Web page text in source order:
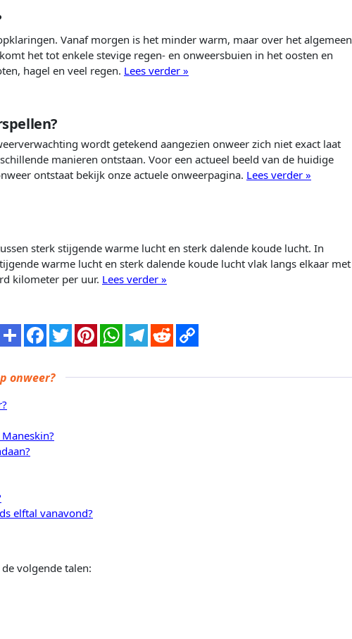
Vanaf morgen is het minder warm, maar over het algemeen
het tot enkele stevige regen- en onweersbuien in het oosten en
hagel en veel regen. Lees verder »
wordt getekend aangezien onweer zich niet exact laat
manieren ontstaan. Voor een actueel beeld van de huidige
ontstaat bekijk onze actuele onweerpagina. Lees verder »
sterk stijgende warme lucht en sterk dalende koude lucht. In
warme lucht en sterk dalende koude lucht vlak langs elkaar met
kilometer per uur. Lees verder »
onweer?
elftal vanavond?
volgende talen: